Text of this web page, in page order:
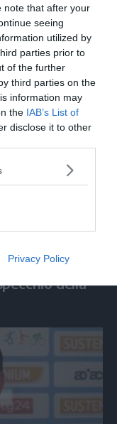
note that after your
seeing
utilized by
parties prior to
of the further
third parties on the
information may
the IAB’s List of
disclose it to other
Privacy Policy
con la
della